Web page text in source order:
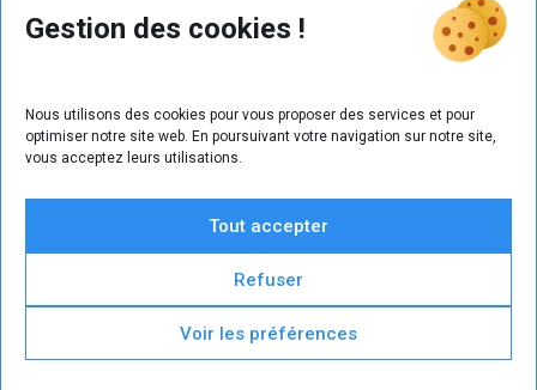
Gestion des cookies !
Nous utilisons des cookies pour vous proposer des services et pour
optimiser notre site web. En poursuivant votre navigation sur notre site,
vous acceptez leurs utilisations.
Tout accepter
Refuser
Voir les préférences
12 janvier 2024
La CPNEFP de la pharmacie d’officine vous souhaite une belle
Lire la suite
Mentions légales
(UE) | Plan du site | Réalisation : Agence Web Adventury